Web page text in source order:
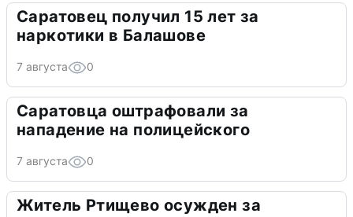
Саратовец получил 15 лет за
наркотики в Балашове
7 августа 0
Саратовца оштрафовали за
нападение на полицейского
7 августа 0
Житель Ртищево осужден за